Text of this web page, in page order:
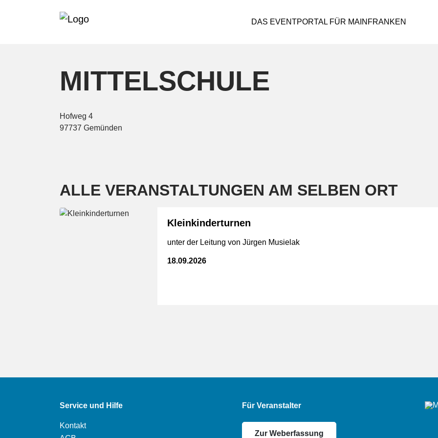
DAS EVENTPORTAL FÜR MAINFRANKEN
MITTELSCHULE
Hofweg 4
97737 Gemünden
ALLE VERANSTALTUNGEN AM SELBEN ORT
Kleinkinderturnen
unter der Leitung von Jürgen Musielak
18.09.2026
Service und Hilfe
Kontakt
Für Veranstalter
Zur Weberfassung